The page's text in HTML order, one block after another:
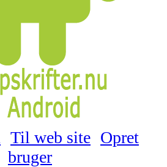
Til web site Opret
bruger